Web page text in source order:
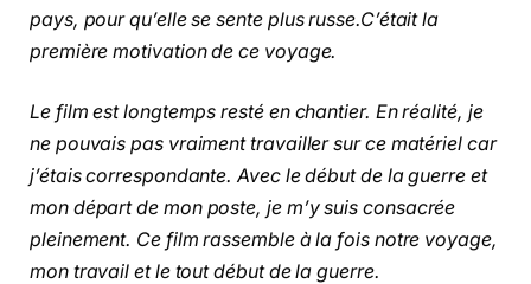
pays, pour qu’elle se sente plus russe.C’était la
première motivation de ce voyage.
Le film est longtemps resté en chantier. En réalité, je
ne pouvais pas vraiment travailler sur ce matériel car
j’étais correspondante. Avec le début de la guerre et
mon départ de mon poste, je m’y suis consacrée
pleinement. Ce film rassemble à la fois notre voyage,
mon travail et le tout début de la guerre.